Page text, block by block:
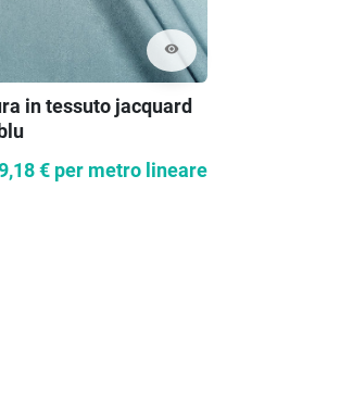
visibility
in tessuto jacquard
€ per metro lineare